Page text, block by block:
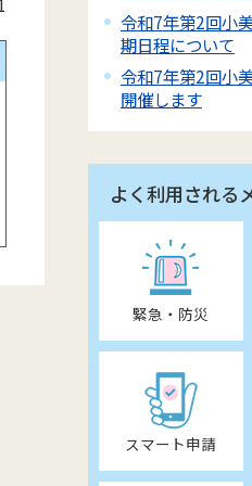
令和7年第2回小
期日程について
令和7年第2回小
開催します
よく利用される
緊急・防災
スマート申請